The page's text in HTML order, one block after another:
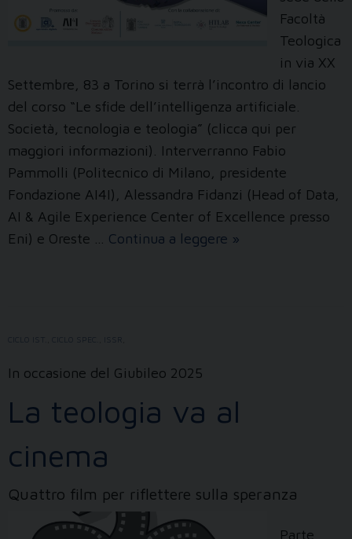
Facoltà
Teologica
in via XX
Settembre, 83 a Torino si terrà l’incontro di lancio
del corso “Le sfide dell’intelligenza artificiale.
Società, tecnologia e teologia” (clicca qui per
maggiori informazioni). Interverranno Fabio
Pammolli (Politecnico di Milano, presidente
Fondazione AI4I), Alessandra Fidanzi (Head of Data,
AI & Agile Experience Center of Excellence presso
Eni) e Oreste … Continua a leggere Parte
»
CICLO IST.
In occasione del Giubileo 2025
La teologia va al
cinema
Quattro film per riflettere sulla speranza
Parte